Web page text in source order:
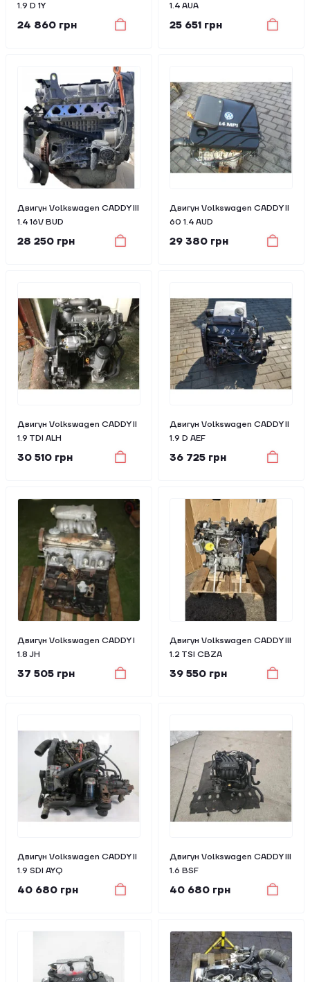
1.9 D 1Y
24 860 грн
1.4 AUA
25 651 грн
Двигун Volkswagen CADDY III
1.4 16V BUD
28 250 грн
Двигун Volkswagen CADDY II
60 1.4 AUD
29 380 грн
Двигун Volkswagen CADDY II
1.9 TDI ALH
30 510 грн
Двигун Volkswagen CADDY II
1.9 D AEF
36 725 грн
Двигун Volkswagen CADDY I
1.8 JH
37 505 грн
Двигун Volkswagen CADDY III
1.2 TSI CBZA
39 550 грн
Двигун Volkswagen CADDY II
1.9 SDI AYQ
40 680 грн
Двигун Volkswagen CADDY III
1.6 BSF
40 680 грн